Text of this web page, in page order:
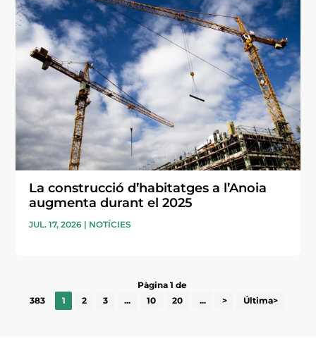
La construcció d’habitatges a l’Anoia
augmenta durant el 2025
JUL. 17, 2026 | NOTÍCIES
Pàgina 1 de
383
1 2 3 ... 10 20 ... > Última>